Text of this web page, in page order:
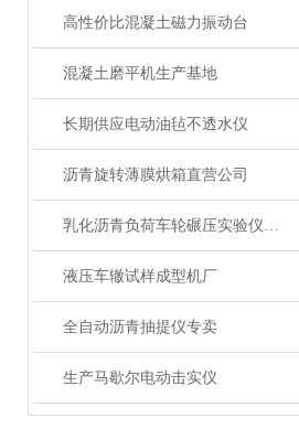
高性价比混凝土磁力振动台
混凝土磨平机生产基地
长期供应电动油毡不透水仪
沥青旋转薄膜烘箱直营公司
乳化沥青负荷车轮碾压实验仪厂家
液压车辙试样成型机厂
全自动沥青抽提仪专卖
生产马歇尔电动击实仪